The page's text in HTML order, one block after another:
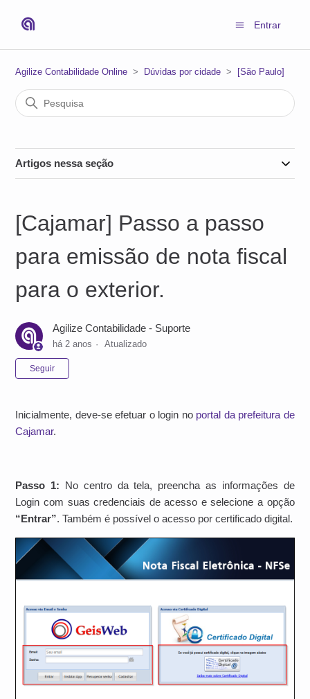
Entrar
Agilize Contabilidade Online Dúvidas por cidade [São Paulo]
Artigos nessa seção
[Cajamar] Passo a passo
para emissão de nota fiscal
para o exterior.
Agilize Contabilidade - Suporte
há 2 anos Atualizado
Seguir
Inicialmente, deve-se efetuar o login no portal da prefeitura de
Cajamar.
Passo 1: No centro da tela, preencha as informações de
Login com suas credenciais de acesso e selecione a opção
“Entrar”. Também é possível o acesso por certificado digital.